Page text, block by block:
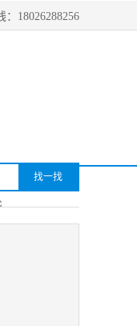
：18026288256